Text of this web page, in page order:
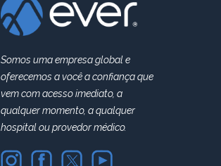
Somos uma empresa global e
oferecemos a você a confiança que
vem com acesso imediato, a
qualquer momento, a qualquer
hospital ou provedor médico.